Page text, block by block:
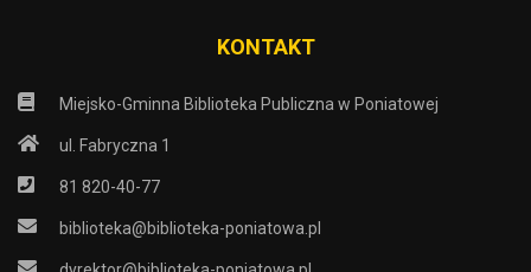
KONTAKT
Miejsko-Gminna Biblioteka Publiczna w Poniatowej
ul. Fabryczna 1
81 820-40-77
biblioteka@biblioteka-poniatowa.pl